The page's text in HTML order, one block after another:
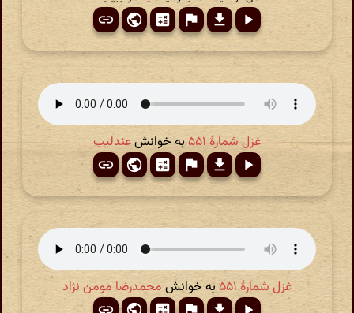
غزل شمارهٔ ۵۵۱ به خوانشعندلیب
غزل شمارهٔ ۵۵۱ به خوانش محمدرضا مومن نژاد